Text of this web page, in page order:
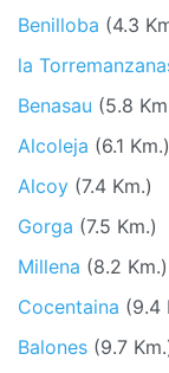
Benilloba (4.3
la
Benasau (5.8
Alcoleja (6.1 Km.)
Alcoy (7.4 Km.)
Gorga (7.5 Km.)
Millena (8.2 Km.)
Cocentaina (9.4
Balones (9.7